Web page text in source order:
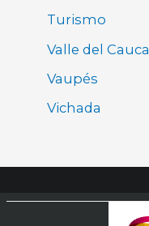
Turismo
Valle del Cauca
Vaupés
Vichada